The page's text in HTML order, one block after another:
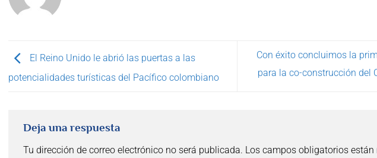
El Reino Unido le abrió las puertas a las
potencialidades turísticas del Pacífico colombiano
Con éxito concluimos la
para la co-construcción del
Deja una respuesta
Tu dirección de correo electrónico no será publicada. Los campos obligatorios están